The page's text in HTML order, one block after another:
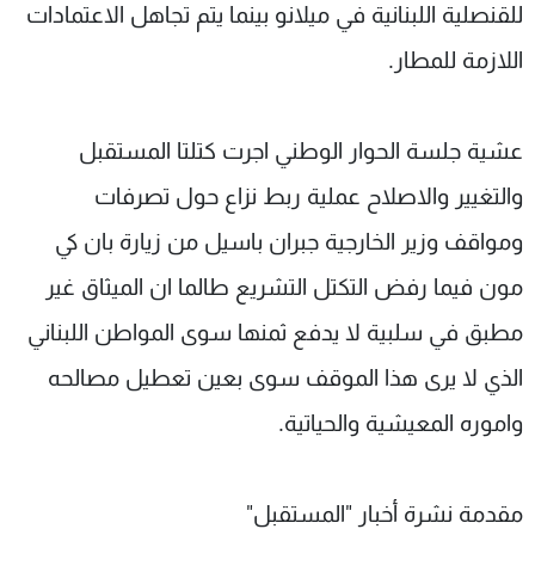
للقنصلية اللبنانية في ميلانو بينما يتم تجاهل الاعتمادات
اللازمة للمطار.
عشية جلسة الحوار الوطني اجرت كتلتا المستقبل
والتغيير والاصلاح عملية ربط نزاع حول تصرفات
ومواقف وزير الخارجية جبران باسيل من زيارة بان كي
مون فيما رفض التكتل التشريع طالما ان الميثاق غير
مطبق في سلبية لا يدفع ثمنها سوى المواطن اللبناني
الذي لا يرى هذا الموقف سوى بعين تعطيل مصالحه
واموره المعيشية والحياتية.
مقدمة نشرة أخبار "المستقبل"